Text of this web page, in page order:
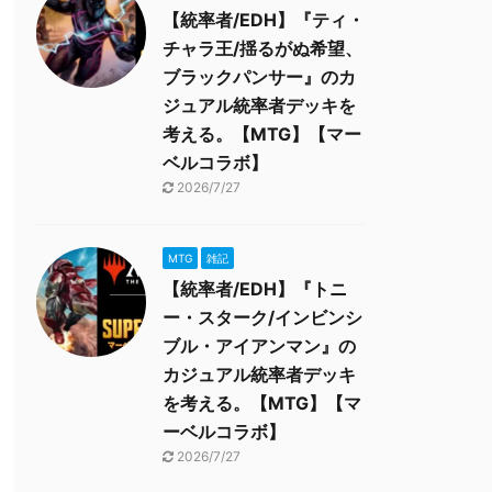
【統率者/EDH】『ティ・
チャラ王/揺るがぬ希望、
ブラックパンサー』のカ
ジュアル統率者デッキを
考える。【MTG】【マー
ベルコラボ】
2026/7/27
MTG 雑記
【統率者/EDH】『トニ
ー・スターク/インビンシ
ブル・アイアンマン』の
カジュアル統率者デッキ
を考える。【MTG】【マ
ーベルコラボ】
2026/7/27